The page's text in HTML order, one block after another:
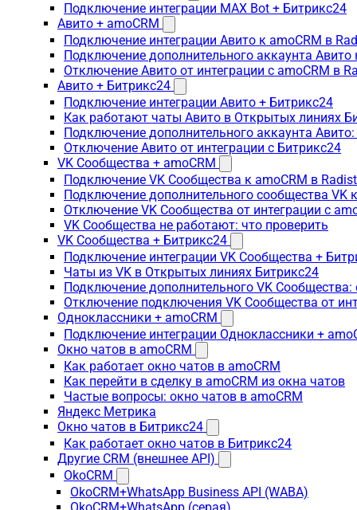
Подключение интеграции MAX Bot + Битрикс24
Авито + amoCRM
Подключение интеграции Авито к amoCRM в
Подключение дополнительного аккаунта Авито
Отключение Авито от интеграции с amoCRM в
Авито + Битрикс24
Подключение интеграции Авито + Битрикс24
Как работают чаты Авито в Открытых линиях
Подключение дополнительного аккаунта
Отключение Авито от интеграции с Битрикс24
VK Сообщества + amoCRM
Подключение VK Сообщества к amoCRM в
Подключение дополнительного сообщества VK
Отключение VK Сообщества от интеграции с
VK Сообщества не работают: что проверить
VK Сообщества + Битрикс24
Подключение интеграции VK Сообщества +
Чаты из VK в Открытых линиях Битрикс24
Подключение дополнительного VK
Отключение подключения VK Сообщества от
Одноклассники + amoCRM
Подключение интеграции Одноклассники +
Окно чатов в amoCRM
Как работает окно чатов в amoCRM
Как перейти в сделку в amoCRM из окна чатов
Частые вопросы: окно чатов в amoCRM
Яндекс Метрика
Окно чатов в Битрикс24
Как работает окно чатов в Битрикс24
Другие CRM (внешнее API)
OkoCRM
OkoCRM+WhatsApp Business API (WABA)